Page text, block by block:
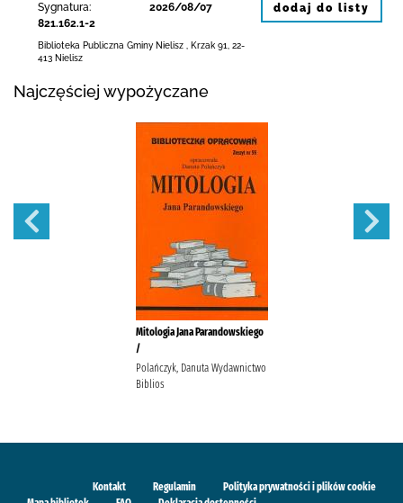
Sygnatura:
821.162.1-2
2026/08/07
Biblioteka Publiczna Gminy Nielisz Krzak 91
22-
413 Nielisz
dodaj do listy
Najczęściej wypożyczane
Mitologia Jana Parandowskiego
/
Polańczyk, Danuta Wydawnictwo
Biblios
Kontakt Regulamin
Polityka prywatności i plików cookie